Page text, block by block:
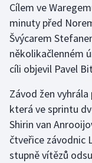
Cílem ve
minuty před
Švýcarem
několikačlenném
cíli objevil Pavel
Závod žen
která ve sprintu
Shirin van
čtveřice závodnic
stupně vítězů